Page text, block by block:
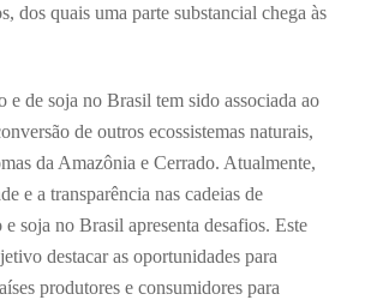
dos quais uma parte substancial chega às
e de soja no Brasil tem sido associada ao
de outros ecossistemas naturais,
da Amazônia e Cerrado. Atualmente,
e a transparência nas cadeias de
soja no Brasil apresenta desafios. Este
destacar as oportunidades para
produtores e consumidores para